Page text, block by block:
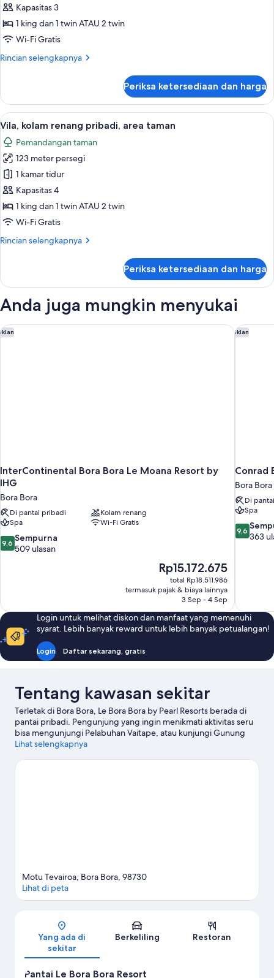
Bungalow,
di
atas
Kapasitas 3
1 king dan 1 twin ATAU 2 twin
Wi-Fi Gratis
Rincian selengkapnya
Rincian
Bungalow,
di
atas
air
Periksa ketersediaan dan harga
Lihat
semua
foto
untuk
Vila,
kolam
renang
pribadi,
taman
Vila, kolam renang pribadi, area
5
Vila, kolam renang pribadi, area taman
Pemandangan taman
123 meter persegi
1 kamar tidur
Kapasitas 4
1 king dan 1 twin ATAU 2 twin
Wi-Fi Gratis
Rincian selengkapnya
Rincian
Vila,
renang
area
taman
Periksa ketersediaan dan harga
Anda juga mungkin menyukai
Iklan
InterContinental Bora Bora Le Moana Resort by
IHG
Bora Bora
Di pantai pribadi
Kolam renang
Spa
Wi-Fi Gratis
9.6
dari
9,6 Sempurna
509 ulasan
Harga
sekarang
Rp15.172.675
Rp15.172.675
total Rp18.511.986
termasuk pajak & biaya lainnya
3 Sep - 4 Sep
InterContinental Bora Bora Le Moana Resort by IHG Iklan
Conrad
Bora Bora
Di
Spa
9.6
dari
9,6
363
Conrad
Login untuk melihat diskon dan manfaat yang memenuhi
syarat. Lebih banyak reward untuk lebih banyak petualangan!
Login Daftar sekarang, gratis
Tentang kawasan sekitar
Terletak di Bora Bora, Le Bora Bora by Pearl Resorts berada di
pantai pribadi. Pengunjung yang ingin menikmati aktivitas seru
bisa mengunjungi Pelabuhan Vaitape, atau kunjungi Gunung
Otemanu dan Matira Point untuk menikmati keindahan alam.
sebaiknya tidak dilewatkan. Menyelam dan ski air menawarkan
Lihat selengkapnya
Peta
Motu Tevairoa, Bora Bora, 98730
Lihat di peta
Yang ada di
sekitar
Berkeliling Restoran
Pantai Le Bora Bora Resort